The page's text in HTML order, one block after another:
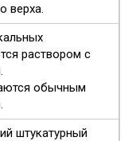
верха.
раствором с
обычным
штукатурный